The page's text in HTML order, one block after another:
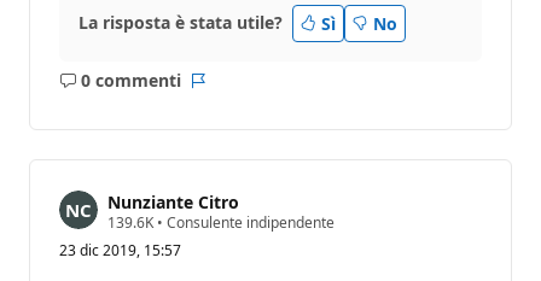
La risposta è stata utile? Sì No
0 commenti
Nessun
Nunziante Citro
139.6K P
n
• Consulente indipendente
23 dic 2019, 15:57